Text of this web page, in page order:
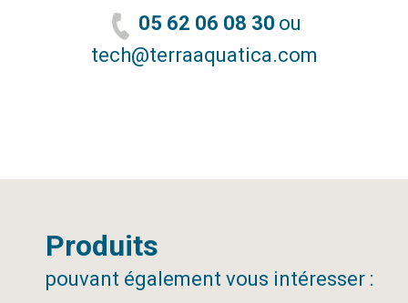
05 62 06 08 30 ou
tech@terraaquatica.com
Produits
pouvant également vous intéresser :